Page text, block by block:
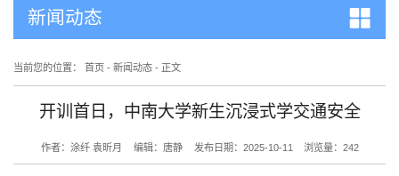
新闻动态
当前您的位置： 首页 - 新闻动态 - 正文
开训首日，中南大学新生沉浸式学交通安全
作者：涂纤 袁昕月 编辑：唐静 发布日期：2025-10-11 浏览量： 242